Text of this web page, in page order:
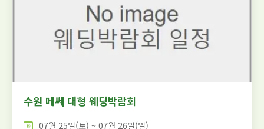
수원 메쎄 대형 웨딩박람회
07월 25일(토) ~ 07월 26일(일)